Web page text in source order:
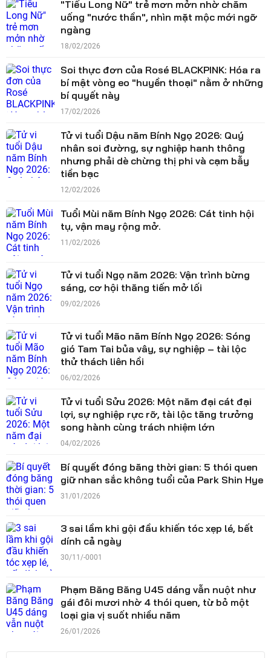
"Tiểu Long Nữ" trẻ mơn mởn nhờ chăm
uống "nước thần", nhìn mặt mộc mới ngỡ
ngàng
18/02/2026
Soi thực đơn của Rosé BLACKPINK: Hóa ra
bí mật vòng eo "huyền thoại" nằm ở những
bí quyết này
17/02/2026
Tử vi tuổi Dậu năm Bính Ngọ 2026: Quý
nhân soi đường, sự nghiệp hanh thông
nhưng phải dè chừng thị phi và cạm bẫy
tiền bạc
12/02/2026
Tuổi Mùi năm Bính Ngọ 2026: Cát tinh hội
tụ, vận may rộng mở.
11/02/2026
Tử vi tuổi Ngọ năm 2026: Vận trình bừng
sáng, cơ hội thăng tiến mở lối
09/02/2026
Tử vi tuổi Mão năm Bính Ngọ 2026: Sóng
gió Tam Tai bủa vây, sự nghiệp – tài lộc
thử thách liên hồi
06/02/2026
Tử vi tuổi Sửu 2026: Một năm đại cát đại
lợi, sự nghiệp rực rỡ, tài lộc tăng trưởng
song hành cùng trách nhiệm lớn
04/02/2026
Bí quyết đóng băng thời gian: 5 thói quen
giữ nhan sắc không tuổi của Park Shin Hye
31/01/2026
3 sai lầm khi gội đầu khiến tóc xẹp lé, bết
dính cả ngày
30/11/-0001
Phạm Băng Băng U45 dáng vẫn nuột như
gái đôi mươi nhờ 4 thói quen, từ bỏ một
loại gia vị suốt nhiều năm
26/01/2026